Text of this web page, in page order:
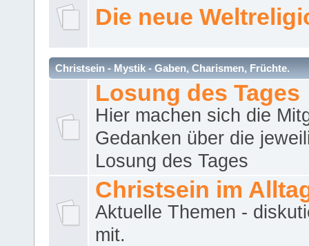
Die neue
Christsein - Mystik - Gaben, Charismen, Früchte.
Losung des Tages
Hier machen sich die
Gedanken über die
Losung des Tages
Christsein im
Aktuelle Themen -
mit.